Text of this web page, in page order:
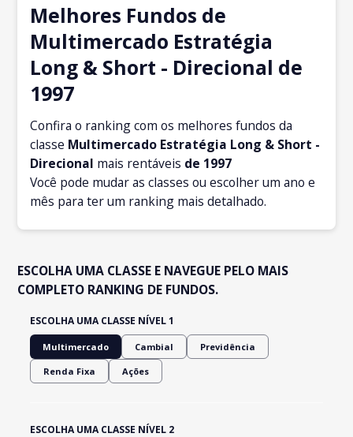
Melhores Fundos de
Multimercado Estratégia
Long & Short - Direcional de
1997
Confira o ranking com os melhores fundos da
classe Multimercado Estratégia Long & Short -
Direcional mais rentáveis de 1997
Você pode mudar as classes ou escolher um ano e
mês para ter um ranking mais detalhado.
ESCOLHA UMA CLASSE E NAVEGUE PELO MAIS
COMPLETO RANKING DE FUNDOS.
ESCOLHA UMA CLASSE NÍVEL 1
Multimercado Cambial Previdência
Renda Fixa Ações
ESCOLHA UMA CLASSE NÍVEL 2